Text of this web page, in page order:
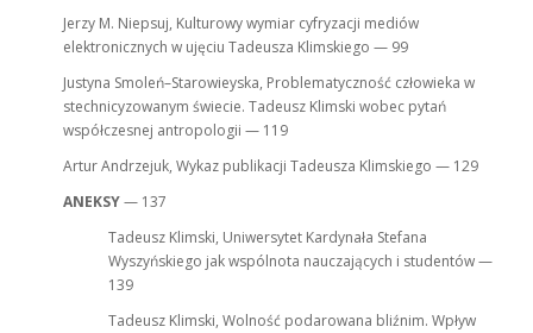
Jerzy M. Niepsuj, Kulturowy wymiar cyfryzacji mediów
elektronicznych w ujęciu Tadeusza Klimskiego — 99
Justyna Smoleń–Starowieyska, Problematyczność człowieka w
stechnicyzowanym świecie. Tadeusz Klimski wobec pytań
współczesnej antropologii — 119
Artur Andrzejuk, Wykaz publikacji Tadeusza Klimskiego — 129
ANEKSY— 137
Tadeusz Klimski, Uniwersytet Kardynała Stefana
Wyszyńskiego jak wspólnota nauczających i studentów —
139
Tadeusz Klimski, Wolność podarowana bliźnim. Wpływ